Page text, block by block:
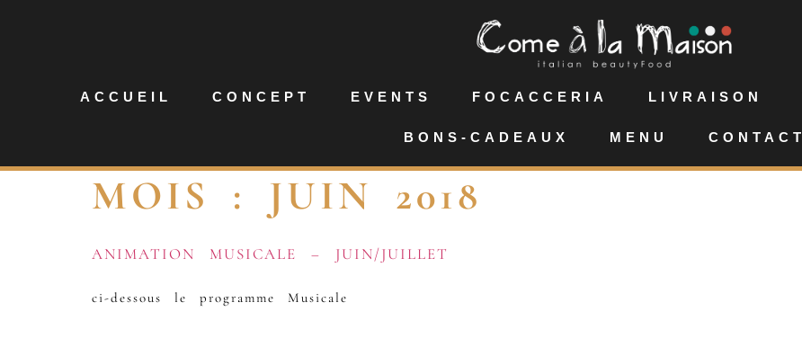
ACCUEIL CONCEPT EVENTS FOCACCERIA LIVRAISON
BONS-CADEAUX MENU CONTACT
MOIS : JUIN 2018
ANIMATION MUSICALE – JUIN/JUILLET
ci-dessous le programme Musicale